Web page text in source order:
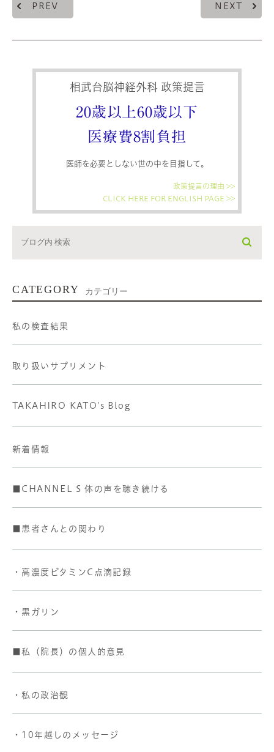
PREV NEXT
相武台脳神経外科 政策提言
20歳以上60歳以下
医療費8割負担
医師を必要としない世の中を目指して。
政策提言の理由 >>
CLICK HERE FOR ENGLISH PAGE >>
CATEGORY カテゴリー
私の検査結果
取り扱いサプリメント
TAKAHIRO KATO's Blog
新着情報
■CHANNEL S 体の声を聴き続ける
■患者さんとの関わり
・高濃度ビタミンC点滴記録
・黒ガリン
■私（院長）の個人的意見
・私の政治観
・10年越しのメッセージ